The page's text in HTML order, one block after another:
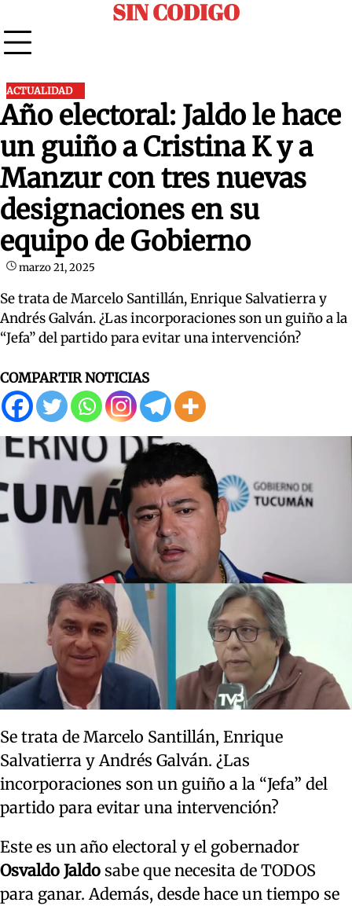
to
content
SIN CODIGO
ACTUALIDAD
Año electoral: Jaldo le hace
un guiño a Cristina K y a
Manzur con tres nuevas
designaciones en su
equipo de Gobierno
marzo 21, 2025
Se trata de Marcelo Santillán, Enrique Salvatierra y
Andrés Galván. ¿Las incorporaciones son un guiño a la
“Jefa” del partido para evitar una intervención?
COMPARTIR NOTICIAS
Se trata de Marcelo Santillán, Enrique
Salvatierra y Andrés Galván. ¿Las
incorporaciones son un guiño a la “Jefa” del
partido para evitar una intervención?
Este es un año electoral y el gobernador
Osvaldo Jaldo sabe que necesita de TODOS
para ganar. Además, desde hace un tiempo se